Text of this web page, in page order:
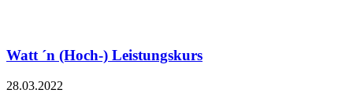
Watt ´n (Hoch-) Leistungskurs
28.03.2022